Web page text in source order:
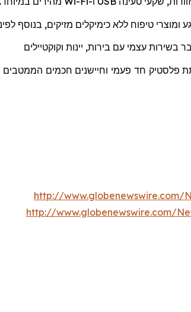
ומוצרי טיפוח ללא כימיקלים מזיקים, בנוסף
עצמי עם בירות, יינות וקוקטיילים
פלסטיק חד פעמי וחיישנים חכמים הממטבים
http://www.globenewswire.com/
http://www.globenewswire.com/